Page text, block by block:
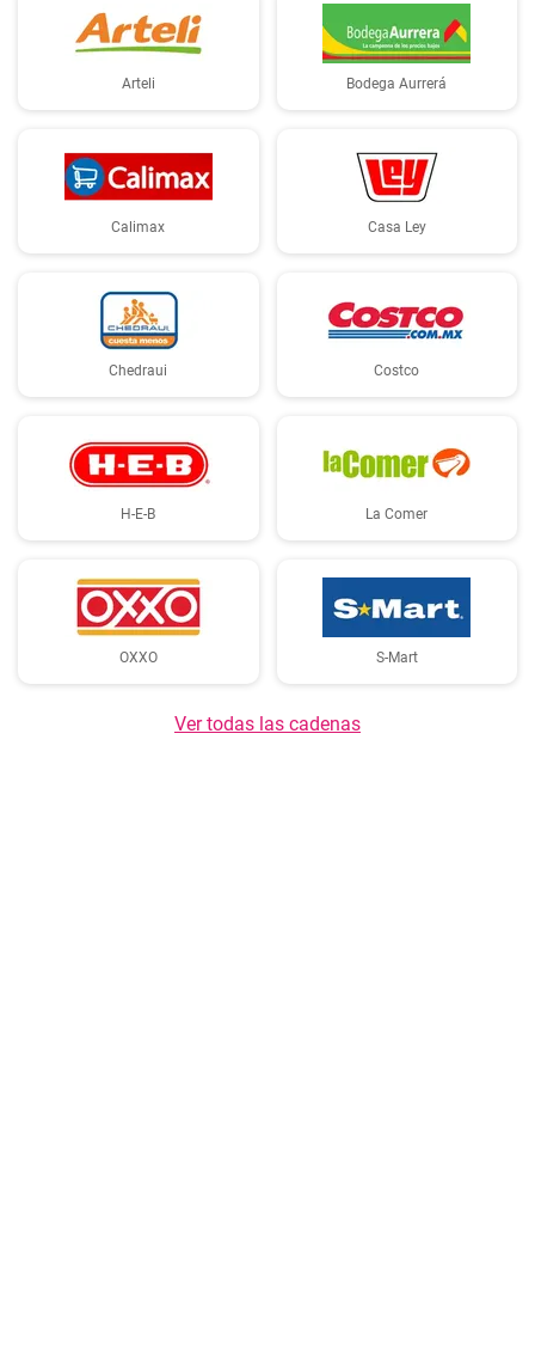
Arteli Bodega Aurrerá
Calimax Casa Ley
Chedraui Costco
H-E-B La Comer
OXXO S-Mart
Ver todas las cadenas